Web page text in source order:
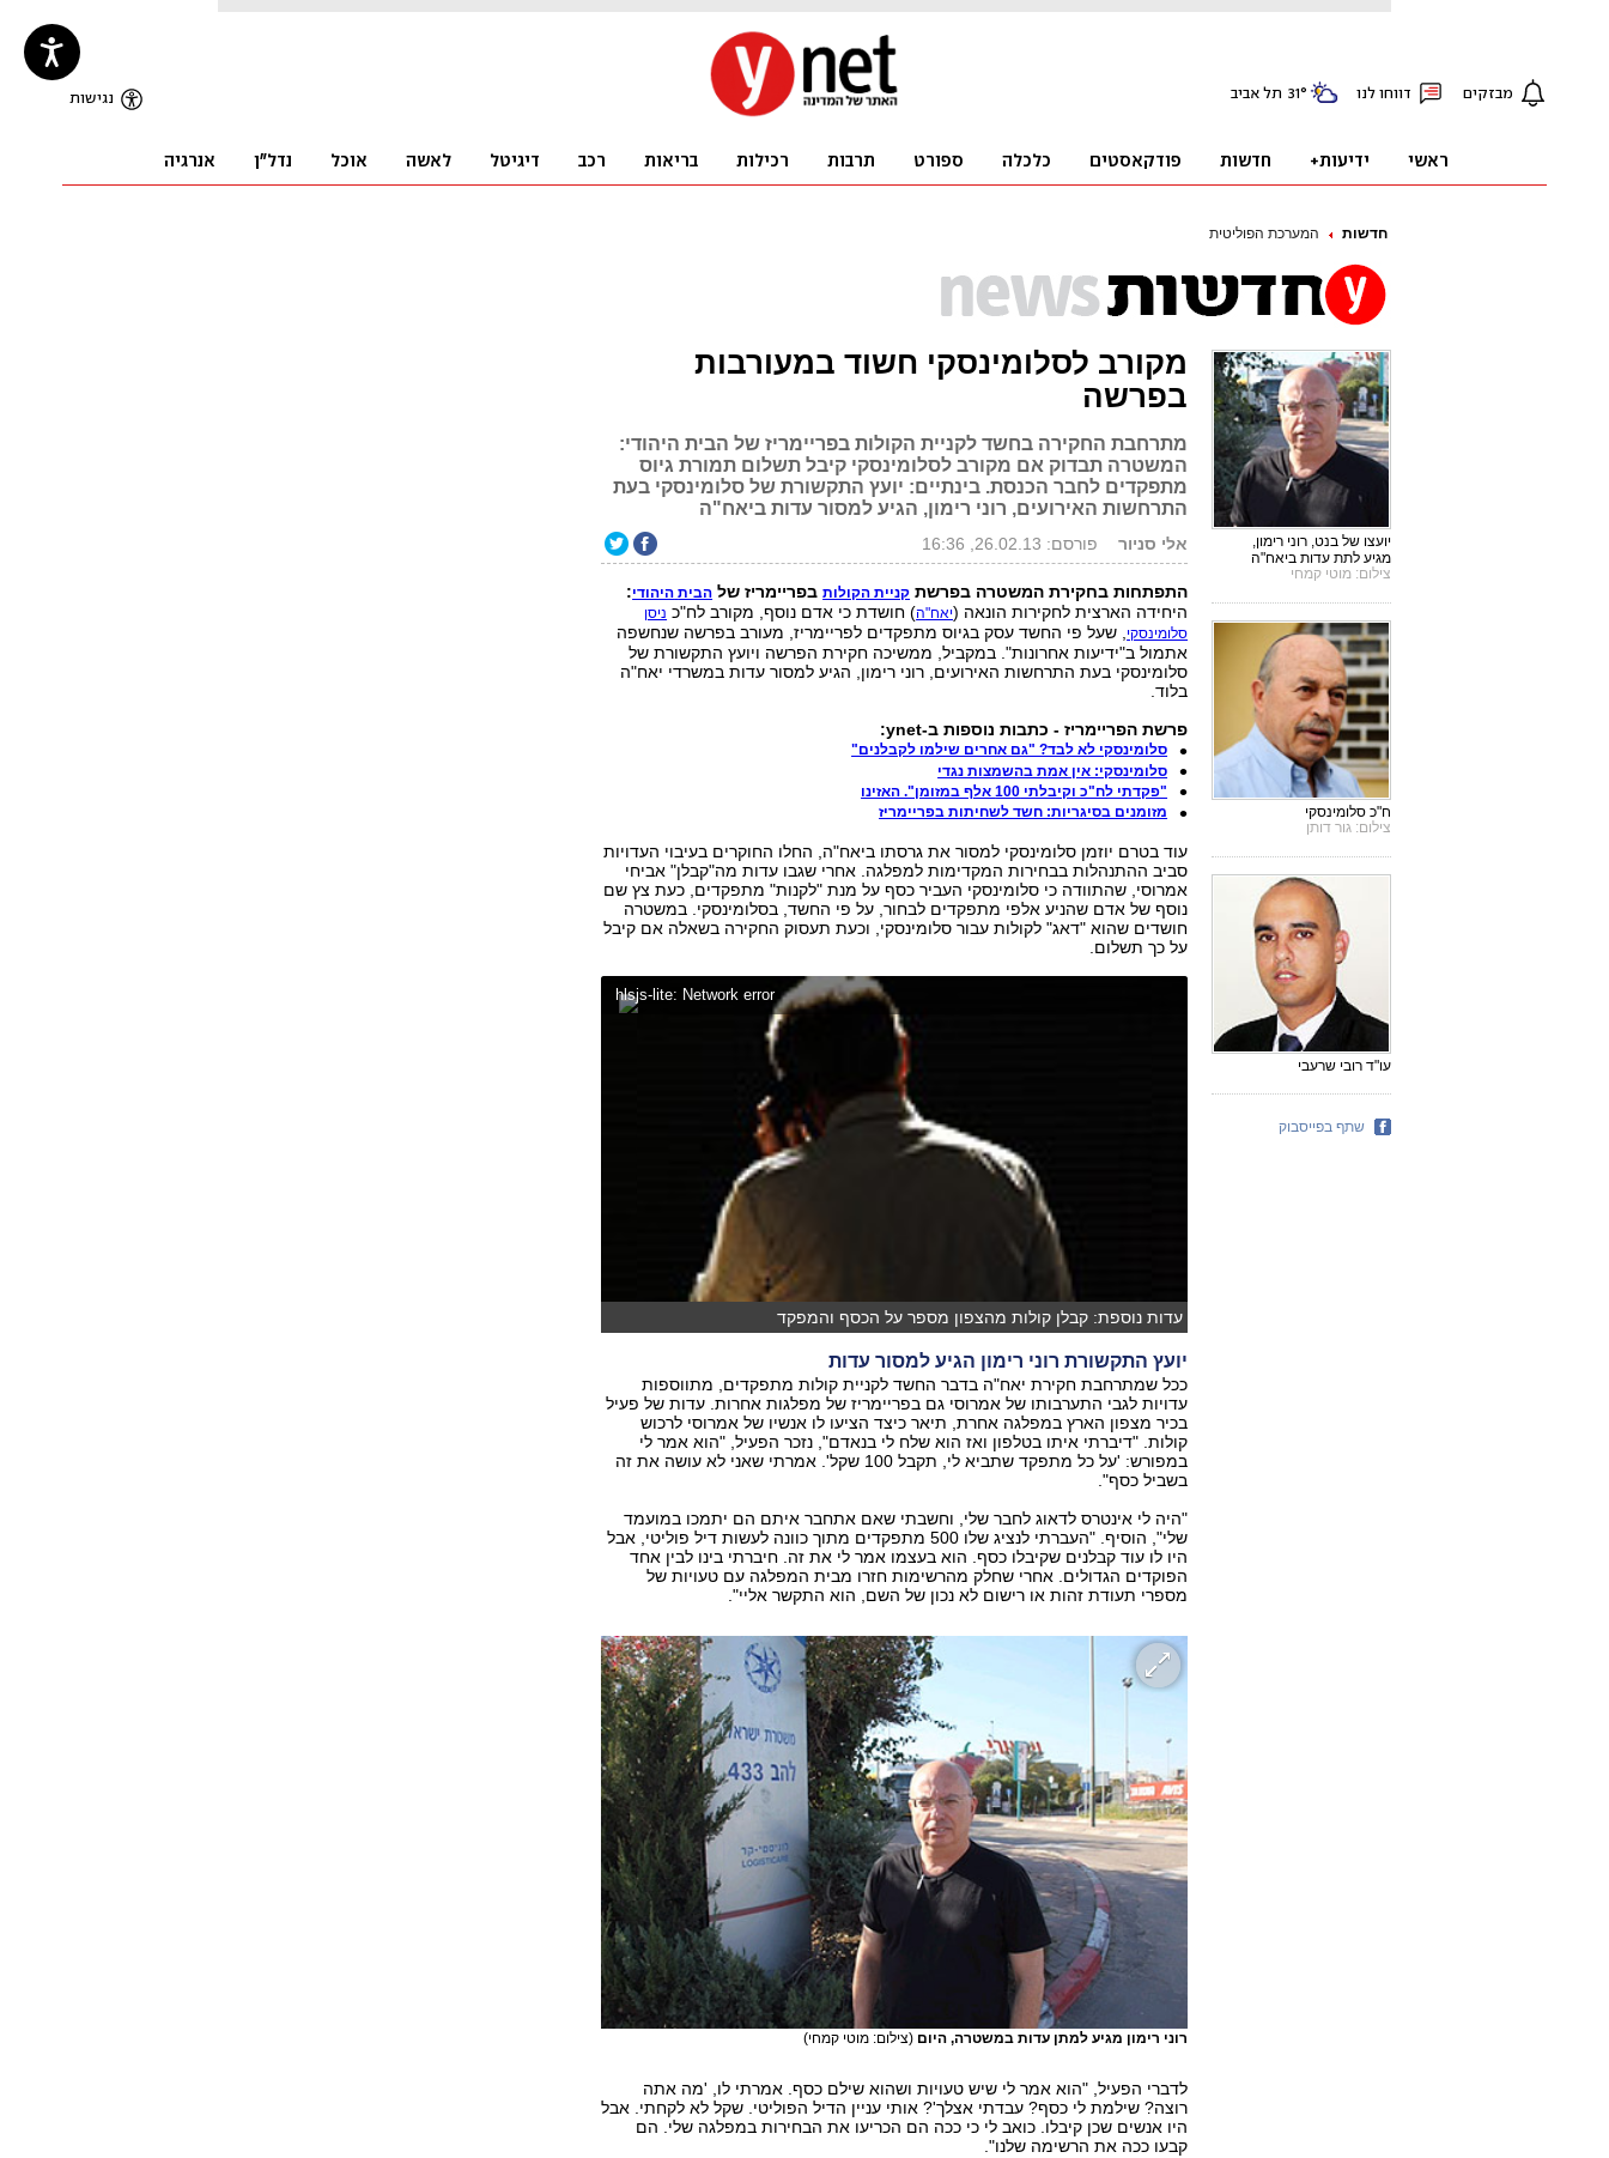
חדשות המערכת הפוליטית
מקורב לסלומינסקי חשוד במעורבות
בפרשה
מתרחבת החקירה בחשד לקניית הקולות בפריימריז של הבית היהודי:
המשטרה תבדוק אם מקורב לסלומינסקי קיבל תשלום תמורת גיוס
מתפקדים לחבר הכנסת. בינתיים: יועץ התקשורת של סלומינסקי בעת
התרחשות האירועים, רוני רימון, הגיע למסור עדות ביאח"ה
אלי סניור פורסם: 26.02.13, 16:36
התפתחות בחקירת המשטרה בפרשת קניית הקולותבפריימריז של הבית היהודי:
היחידה הארצית לחקירות הונאה (יאח"ה) חושדת כי אדם נוסף, מקורב לח"כ ניסן
סלומינסקי, שעל פי החשד עסק בגיוס מתפקדים לפריימריז, מעורב בפרשה שנחשפה
אתמול ב"ידיעות אחרונות". במקביל, ממשיכה חקירת הפרשה ויועץ התקשורת של
סלומינסקי בעת התרחשות האירועים, רוני רימון, הגיע למסור עדות במשרדי יאח"ה
בלוד.
פרשת הפריימריז - כתבות נוספות ב-ynet:
סלומינסקי לא לבד? "גם אחרים שילמו לקבלנים"
סלומינסקי: אין אמת בהשמצות נגדי
"פקדתי לח"כ וקיבלתי 100 אלף במזומן". האזינו
מזומנים בסיגריות: חשד לשחיתות בפריימריז
עוד בטרם יוזמן סלומינסקי למסור את גרסתו ביאח"ה, החלו החוקרים בעיבוי העדויות
סביב ההתנהלות בבחירות המקדימות למפלגה. אחרי שגבו עדות מה"קבלן" אביחי
אמרוסי, שהתוודה כי סלומינסקי העביר כסף על מנת "לקנות" מתפקדים, כעת צץ שם
נוסף של אדם שהניע אלפי מתפקדים לבחור, על פי החשד, בסלומינסקי. במשטרה
חושדים שהוא "דאג" לקולות עבור סלומינסקי, וכעת תעסוק החקירה בשאלה אם קיבל
על כך תשלום.
hlsjs-lite: Network error
עדות נוספת: קבלן קולות מהצפון מספר על הכסף והמפקד
יועץ התקשורת רוני רימון הגיע למסור עדות
ככל שמתרחבת חקירת יאח"ה בדבר החשד לקניית קולות מתפקדים, מתווספות
עדויות לגבי התערבותו של אמרוסי גם בפריימריז של מפלגות אחרות. עדות של פעיל
בכיר מצפון הארץ במפלגה אחרת, תיאר כיצד הציעו לו אנשיו של אמרוסי לרכוש
קולות. "דיברתי איתו בטלפון ואז הוא שלח לי בנאדם", נזכר הפעיל, "הוא אמר לי
במפורש: 'על כל מתפקד שתביא לי, תקבל 100 שקל'. אמרתי שאני לא עושה את זה
בשביל כסף".
"היה לי אינטרס לדאוג לחבר שלי, וחשבתי שאם אתחבר איתם הם יתמכו במועמד
שלי", הוסיף. "העברתי לנציג שלו 500 מתפקדים מתוך כוונה לעשות דיל פוליטי, אבל
היו לו עוד קבלנים שקיבלו כסף. הוא בעצמו אמר לי את זה. חיברתי בינו לבין אחד
הפוקדים הגדולים. אחרי שחלק מהרשימות חזרו מבית המפלגה עם טעויות של
מספרי תעודת זהות או רישום לא נכון של השם, הוא התקשר אליי".
רוני רימון מגיע למתן עדות במשטרה, היום (צילום: מוטי קמחי)
לדברי הפעיל, "הוא אמר לי שיש טעויות ושהוא שילם כסף. אמרתי לו, 'מה אתה
רוצה? שילמת לי כסף? עבדתי אצלך'? אותי עניין הדיל הפוליטי. שקל לא לקחתי. אבל
היו אנשים שכן קיבלו. כואב לי כי ככה הם הכריעו את הבחירות במפלגה שלי. הם
קבעו ככה את הרשימה שלנו".
יועצו של בנט, רוני רימון,
מגיע לתת עדות ביאח"ה
צילום: מוטי קמחי
ח"כ סלומינסקי
צילום: גור דותן
עו"ד רובי שרעבי
שתף בפייסבוק